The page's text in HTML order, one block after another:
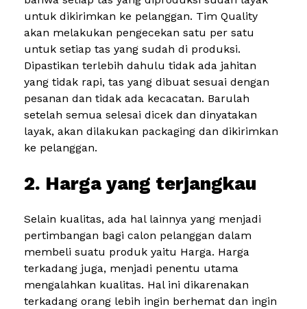
untuk dikirimkan ke pelanggan. Tim Quality
akan melakukan pengecekan satu per satu
untuk setiap tas yang sudah di produksi.
Dipastikan terlebih dahulu tidak ada jahitan
yang tidak rapi, tas yang dibuat sesuai dengan
pesanan dan tidak ada kecacatan. Barulah
setelah semua selesai dicek dan dinyatakan
layak, akan dilakukan packaging dan dikirimkan
ke pelanggan.
2. Harga yang terjangkau
Selain kualitas, ada hal lainnya yang menjadi
pertimbangan bagi calon pelanggan dalam
membeli suatu produk yaitu Harga. Harga
terkadang juga, menjadi penentu utama
mengalahkan kualitas. Hal ini dikarenakan
terkadang orang lebih ingin berhemat dan ingin